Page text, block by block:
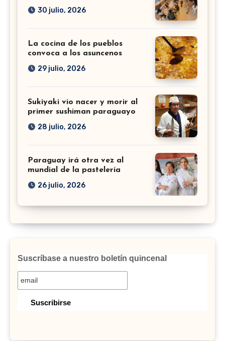
30 julio, 2026
La cocina de los pueblos
convoca a los asuncenos
29 julio, 2026
Sukiyaki vio nacer y morir al
primer sushiman paraguayo
28 julio, 2026
Paraguay irá otra vez al
mundial de la pastelería
26 julio, 2026
Suscríbase a nuestro boletín quincenal